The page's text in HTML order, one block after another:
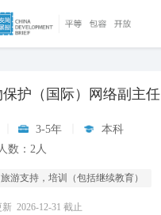
护（国际）网络副主任
3-5年
本科
数：2人
游支持，培训（包括继续教育）
新 2026-12-31 截止